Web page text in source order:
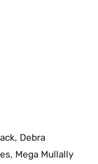
Debra
Mega Mullally